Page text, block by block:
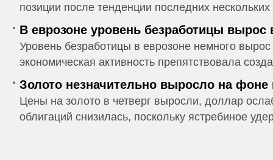
позиции после тенденции последних
В еврозоне уровень безработицы вырос
Уровень безработицы в еврозоне немного
экономическая активность препятствовала
Золото незначительно выросло на фоне
Цены на золото в четверг выросли, доллар
облигаций снизилась, поскольку ястребиное